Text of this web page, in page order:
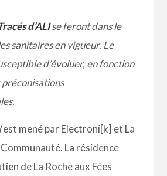
d’ALIse feront dans le
sanitaires en vigueur. Le
d’évoluer, en fonction
préconisations
est mené par Electroni[k] et La
Communauté. La résidence
de La Roche aux Fées